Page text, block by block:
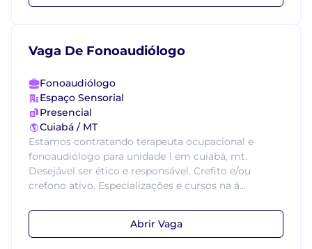
Vaga De Fonoaudiólogo
Fonoaudiólogo
Espaço Sensorial
Presencial
Cuiabá / MT
Estamos contratando terapeuta ocupacional e
fonoaudiólogo para unidade 1 em cuiabá, mt.
Desejável ser ético e responsável. Crefito e/ou
crefono ativo. Especializações e cursos na á...
Abrir Vaga